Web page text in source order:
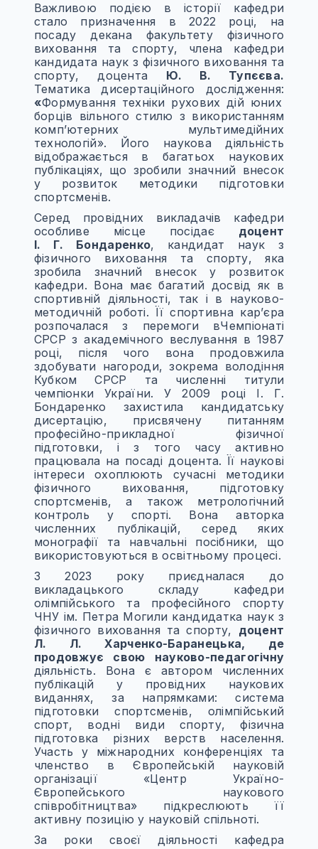
Важливою подією в історії кафедри
стало призначення в 2022 році, на
посаду декана факультету фізичного
виховання та спорту, члена кафедри
кандидата наук з фізичного виховання та
спорту, доцента Ю. В. Тупєєва.
Тематика дисертаційного дослідження:
«Формування техніки рухових дій юних
борців вільного стилю з використанням
комп’ютерних мультимедійних
технологій». Його наукова діяльність
відображається в багатьох наукових
публікаціях, що зробили значний внесок
у розвиток методики підготовки
спортсменів.
Серед провідних викладачів кафедри
особливе місце посідає доцент
І. Г. Бондаренко, кандидат наук з
фізичного виховання та спорту, яка
зробила значний внесок у розвиток
кафедри. Вона має багатий досвід як в
спортивній діяльності, так і в науково-
методичній роботі. Її спортивна кар’єра
розпочалася з перемоги вЧемпіонаті
СРСР з академічного веслування в 1987
році, після чого вона продовжила
здобувати нагороди, зокрема володіння
Кубком СРСР та численні титули
чемпіонки України. У 2009 році І. Г.
Бондаренко захистила кандидатську
дисертацію, присвячену питанням
професійно-прикладної фізичної
підготовки, і з того часу активно
працювала на посаді доцента. Її наукові
інтереси охоплюють сучасні методики
фізичного виховання, підготовку
спортсменів, а також метрологічний
контроль у спорті. Вона авторка
численних публікацій, серед яких
монографії та навчальні посібники, що
використовуються в освітньому процесі.
З 2023 року приєдналася до
викладацького складу кафедри
олімпійського та професійного спорту
ЧНУ ім. Петра Могили кандидатка наук з
фізичного виховання та спорту, доцент
Л. Л. Харченко-Баранецька, де
продовжує свою науково-педагогічну
діяльність. Вона є автором численних
публікацій у провідних наукових
виданнях, за напрямками: система
підготовки спортсменів, олімпійський
спорт, водні види спорту, фізична
підготовка різних верств населення.
Участь у міжнародних конференціях та
членство в Європейській науковій
організації «Центр Україно-
Європейського наукового
співробітництва» підкреслюють її
активну позицію у науковій спільноті.
За роки своєї діяльності кафедра